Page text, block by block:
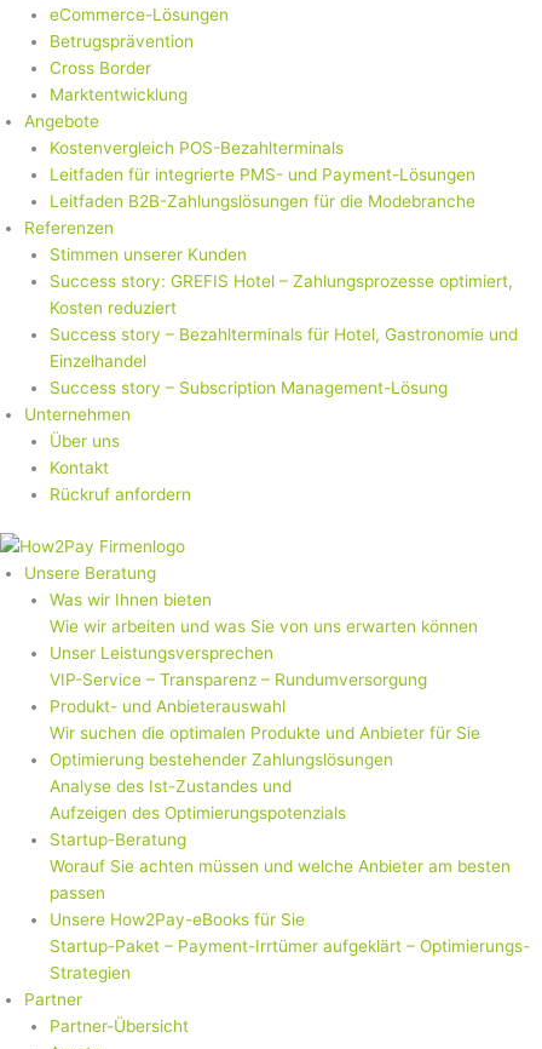
eCommerce-Lösungen
Betrugsprävention
Cross Border
Marktentwicklung
Angebote
Kostenvergleich POS-Bezahlterminals
Leitfaden für integrierte PMS- und Payment-Lösungen
Leitfaden B2B-Zahlungslösungen für die Modebranche
Referenzen
Stimmen unserer Kunden
Success story: GREFIS Hotel – Zahlungsprozesse optimiert,
Kosten reduziert
Success story – Bezahlterminals für Hotel, Gastronomie und
Einzelhandel
Success story – Subscription Management-Lösung
Unternehmen
Über uns
Kontakt
Rückruf anfordern
Unsere Beratung
Was wir Ihnen bieten
Wie wir arbeiten und was Sie von uns erwarten können
Unser Leistungsversprechen
VIP-Service – Transparenz – Rundumversorgung
Produkt- und Anbieterauswahl
Wir suchen die optimalen Produkte und Anbieter für Sie
Optimierung bestehender Zahlungslösungen
Analyse des Ist-Zustandes und
Aufzeigen des Optimierungspotenzials
Startup-Beratung
Worauf Sie achten müssen und welche Anbieter am besten
passen
Unsere How2Pay-eBooks für Sie
Startup-Paket – Payment-Irrtümer aufgeklärt – Optimierungs-
Strategien
Partner
Partner-Übersicht